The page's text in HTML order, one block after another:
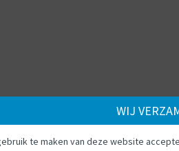
WIJ
te maken van deze website